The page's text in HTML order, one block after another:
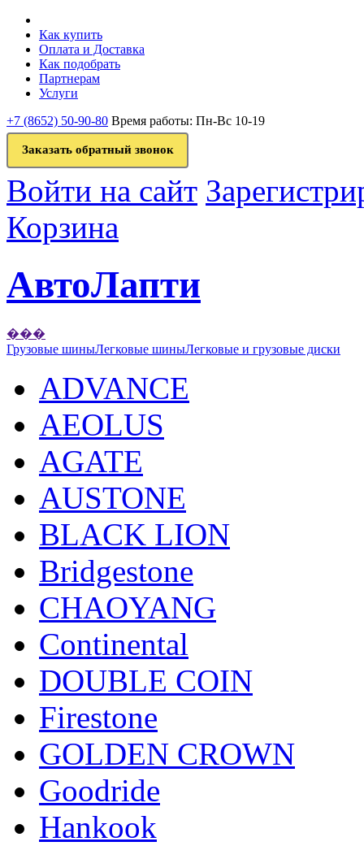
Как купить
Оплата и Доставка
Как подобрать
Партнерам
Услуги
+7 (8652) 50-90-80 Время работы: Пн-Вс 10-19
Заказать обратный звонок
Войти на сайт
Корзина
АвтоЛапти
���
Грузовые шиныЛегковые шиныЛегковые и грузовые диски
ADVANCE
AEOLUS
AGATE
AUSTONE
BLACK LION
Bridgestone
CHAOYANG
Continental
DOUBLE COIN
Firestone
GOLDEN CROWN
Goodride
Hankook